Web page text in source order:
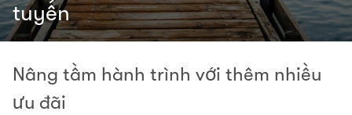
tuyến
Nâng tầm hành trình với thêm nhiều
ưu đãi